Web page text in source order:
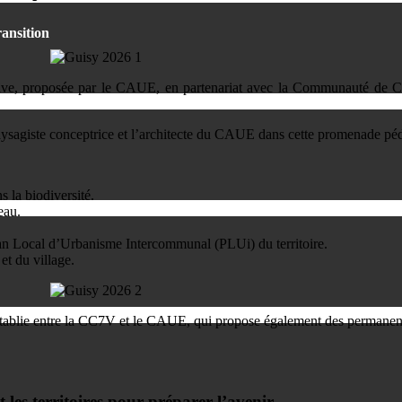
proposée par le CAUE, en partenariat avec la Communauté de
conceptrice et l’architecte du CAUE dans cette promenade
la biodiversité.
Local d’Urbanisme Intercommunal (PLUi) du territoire.
du village.
entre la CC7V et le CAUE, qui propose également des